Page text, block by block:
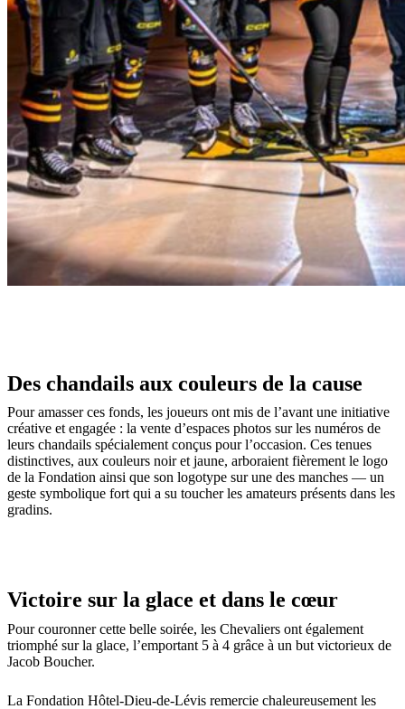
Des chandails aux couleurs de la cause
Pour amasser ces fonds, les joueurs ont mis de l’avant une initiative
créative et engagée : la vente d’espaces photos sur les numéros de
leurs chandails spécialement conçus pour l’occasion. Ces tenues
distinctives, aux couleurs noir et jaune, arboraient fièrement le logo
de la Fondation ainsi que son logotype sur une des manches — un
geste symbolique fort qui a su toucher les amateurs présents dans les
gradins.
Victoire sur la glace et dans le cœur
Pour couronner cette belle soirée, les Chevaliers ont également
triomphé sur la glace, l’emportant 5 à 4 grâce à un but victorieux de
Jacob Boucher.
La Fondation Hôtel-Dieu-de-Lévis remercie chaleureusement les